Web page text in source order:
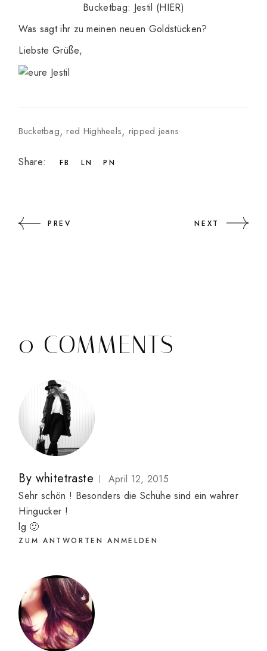
Bucketbag: Jestil (HIER)
Was sagt ihr zu meinen neuen Goldstücken?
Liebste Grüße,
Bucketbag red Highheels ripped jeans
Share: FB LN PN
PREV NEXT
0 COMMENTS
By whitetraste
April 12, 2015
Sehr schön ! Besonders die Schuhe sind ein wahrer
Hingucker !
lg 🙂
ZUM ANTWORTEN ANMELDEN